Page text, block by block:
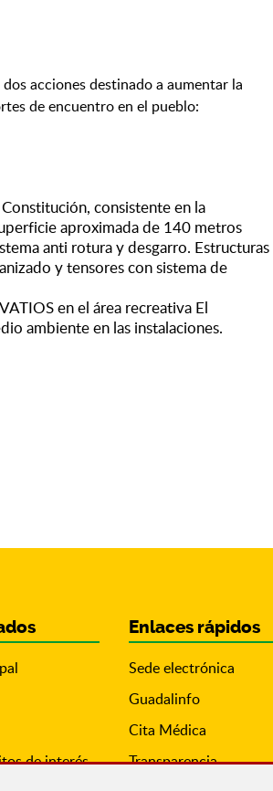
acciones destinado a aumentar la
de encuentro en el pueblo:
consistente en la
aproximada de 140 metros
anti rotura y desgarro. Estructuras
y tensores con sistema de
en el área recreativa El
ambiente en las instalaciones.
de interés
Enlaces rápidos
Sede electrónica
Guadalinfo
Cita Médica
Transparencia